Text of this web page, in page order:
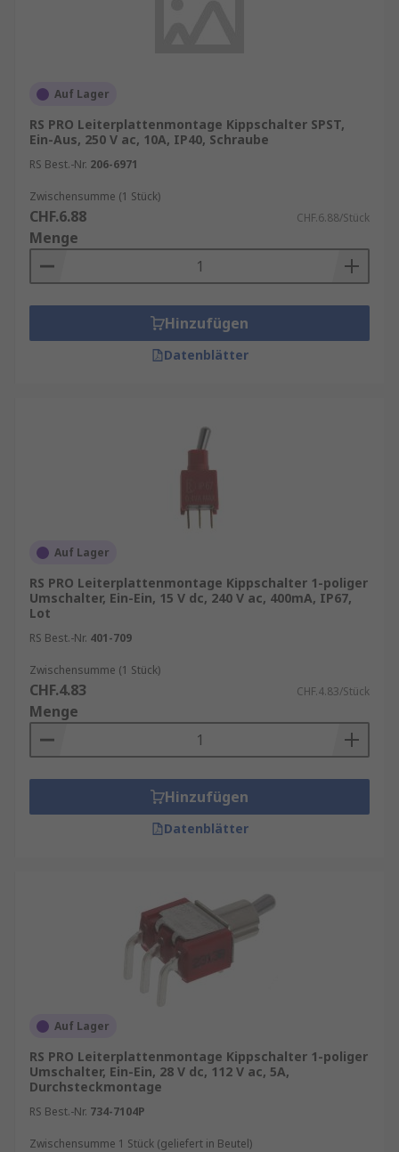
Auf Lager
RS PRO Leiterplattenmontage Kippschalter SPST,
Ein-Aus, 250 V ac, 10A, IP40, Schraube
RS Best.-Nr. 206-6971
Zwischensumme (1 Stück)
CHF.6.88 CHF.6.88/Stück
Menge
Hinzufügen
Datenblätter
Auf Lager
RS PRO Leiterplattenmontage Kippschalter 1-poliger
Umschalter, Ein-Ein, 15 V dc, 240 V ac, 400mA, IP67,
Lot
RS Best.-Nr. 401-709
Zwischensumme (1 Stück)
CHF.4.83 CHF.4.83/Stück
Menge
Hinzufügen
Datenblätter
Auf Lager
RS PRO Leiterplattenmontage Kippschalter 1-poliger
Umschalter, Ein-Ein, 28 V dc, 112 V ac, 5A,
Durchsteckmontage
RS Best.-Nr. 734-7104P
Zwischensumme 1 Stück (geliefert in Beutel)